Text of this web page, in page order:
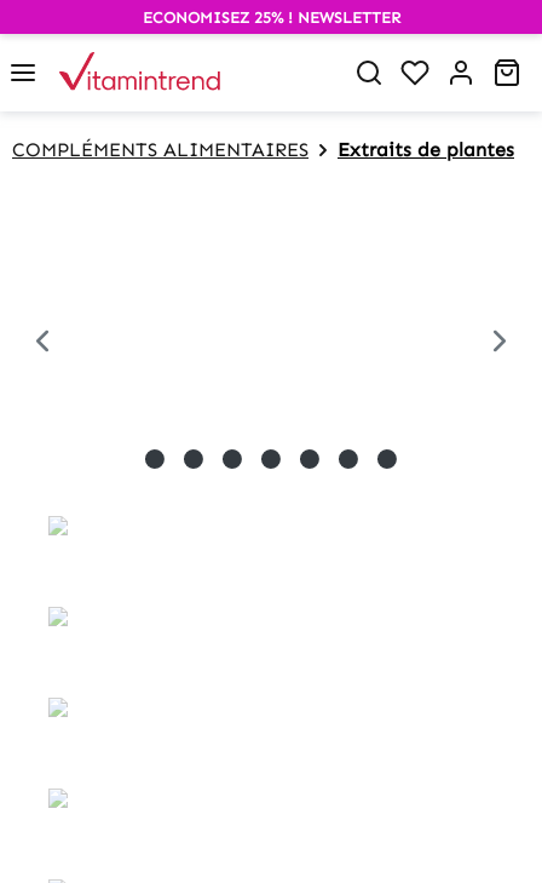
springen
ECONOMISEZ 25% ! NEWSLETTER
COMPLÉMENTS ALIMENTAIRES Extraits de plantes